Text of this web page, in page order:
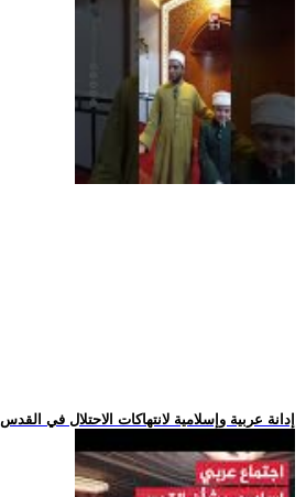
.. إدانة عربية وإسلامية لانتهاكات الاحتلال في القدس